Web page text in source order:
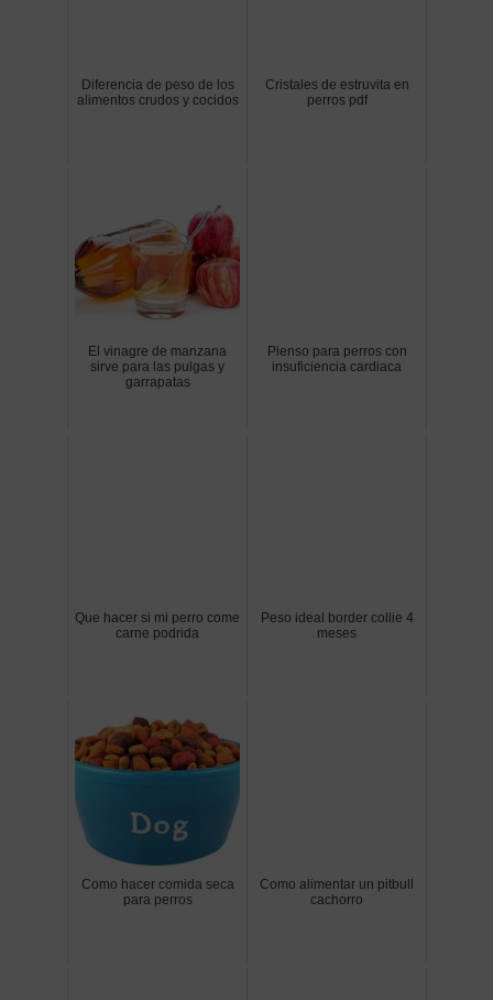
Diferencia de peso de los
alimentos crudos y cocidos
Cristales de estruvita en
perros pdf
El vinagre de manzana
sirve para las pulgas y
garrapatas
Pienso para perros con
insuficiencia cardiaca
Que hacer si mi perro come
carne podrida
Peso ideal border collie 4
meses
Como hacer comida seca
para perros
Como alimentar un pitbull
cachorro